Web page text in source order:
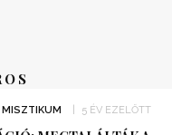
MISZTIKUM 5 ÉV EZELŐTT